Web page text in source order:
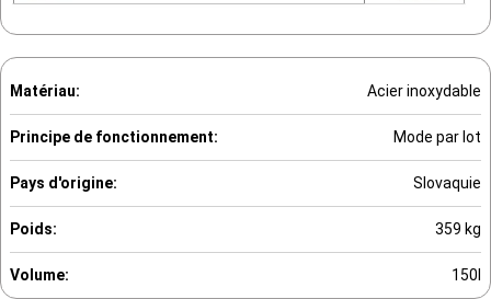
Matériau: Acier inoxydable
Principe de fonctionnement: Mode par lot
Pays d'origine: Slovaquie
Poids: 359 kg
Volume: 150l